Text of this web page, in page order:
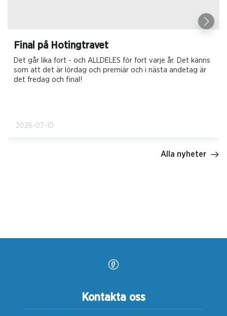
Final på Hotingtravet
Det går lika fort - och ALLDELES för fort varje år. Det känns
som att det är lördag och premiär och i nästa andetag är
det fredag och final!
2026-07-10
Alla nyheter
Kontakta oss